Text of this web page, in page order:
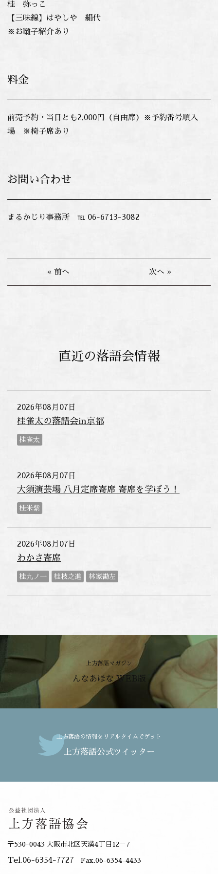
桂 弥っこ
【三味線】はやしや 絹代
※お囃子紹介あり
料金
前売予約・当日とも2,000円（自由席）※予約番号順入
場 ※椅子席あり
お問い合わせ
まるかじり事務所 ℡ 06-6713-3082
« 前へ 次へ »
直近の落語会情報
2026年08月07日
桂雀太の落語会in京都
桂雀太
2026年08月07日
大須演芸場 八月定席寄席 寄席を学ぼう！
桂米紫
2026年08月07日
わかさ寄席
桂九ノ一 桂枝之進 林家勘左
上方落語マガジン
んなあほな WEB版
上方落語の情報をリアルタイムでゲット
上方落語公式ツイッター
〒530-0043 大阪市北区天満4丁目12－7
Tel.06-6354-7727 Fax.06-6354-4433